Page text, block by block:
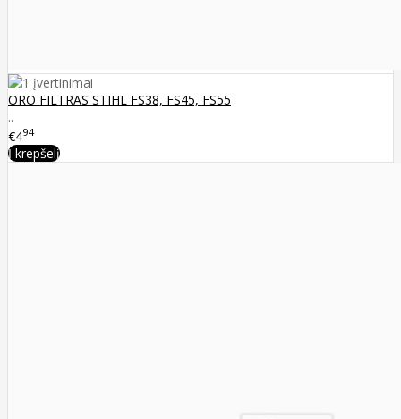
ORO FILTRAS STIHL FS38, FS45, FS55
..
€494
Į krepšelį